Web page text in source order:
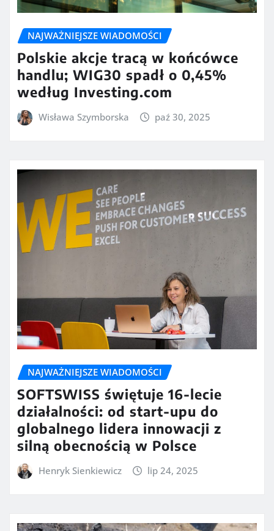
NAJWAŻNIEJSZE WIADOMOŚCI
Polskie akcje tracą w końcówce
handlu; WIG30 spadł o 0,45%
według Investing.com
Wisława Szymborska paź 30, 2025
NAJWAŻNIEJSZE WIADOMOŚCI
SOFTSWISS świętuje 16-lecie
działalności: od start-upu do
globalnego lidera innowacji z
silną obecnością w Polsce
Henryk Sienkiewicz lip 24, 2025